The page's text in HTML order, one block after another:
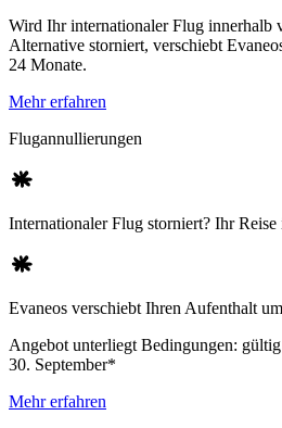
Wird Ihr internationaler Flug innerhalb
Alternative storniert, verschiebt
24 Monate.
Mehr erfahren
Flugannullierungen
Internationaler Flug storniert? Ihr Reise
Evaneos verschiebt Ihren Aufenthalt
Angebot unterliegt Bedingungen:
30. September*
Mehr erfahren